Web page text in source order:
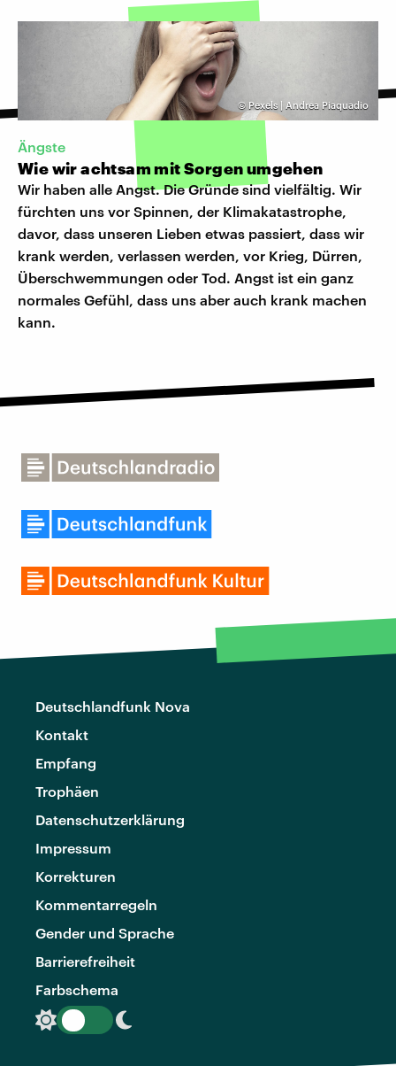
© Pexels | Andrea Piaquadio
Ängste
Wie wir achtsam mit Sorgen umgehen
Wir haben alle Angst. Die Gründe sind vielfältig. Wir
fürchten uns vor Spinnen, der Klimakatastrophe,
davor, dass unseren Lieben etwas passiert, dass wir
krank werden, verlassen werden, vor Krieg, Dürren,
Überschwemmungen oder Tod. Angst ist ein ganz
normales Gefühl, dass uns aber auch krank machen
kann.
Deutschlandfunk Nova
Kontakt
Empfang
Trophäen
Datenschutzerklärung
Impressum
Korrekturen
Kommentarregeln
Gender und Sprache
Barrierefreiheit
Farbschema